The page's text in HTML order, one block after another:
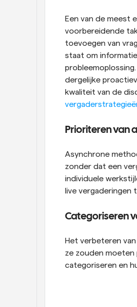
Een van de meest
voorbereidende
toevoegen van
staat om
dergelijke
kwaliteit van de
Prioriteren van
Asynchrone
zonder dat een
individuele
live
Categoriseren
Het verbeteren
ze zouden moeten
categoriseren en